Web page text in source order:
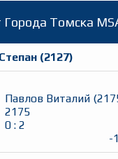
Томска
(2127)
Павлов Виталий (
2175
0: 2
-